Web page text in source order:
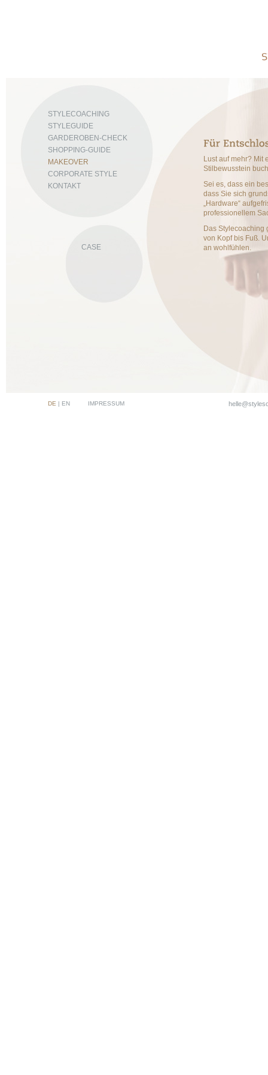
STYLECOACHING
STYLEGUIDE
GARDEROBEN-CHECK
SHOPPING-GUIDE
MAKEOVER
CORPORATE STYLE
KONTAKT
CASE
Lust auf mehr? Mit
Stilbewusstein
Sei es, dass ein
dass Sie sich
„Hardware“
professionellem
Das Stylecoaching
von Kopf bis Fuß.
an wohlfühlen.
DE | EN IMPRESSUM